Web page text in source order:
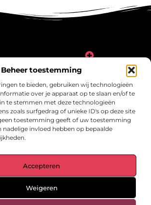
Beheer toestemming
te bieden, gebruiken wij technologieën
over je apparaat op te slaan en/of te
te stemmen met deze technologieën
zoals surfgedrag of unieke ID's op deze site
toestemming geeft of uw toestemming
nadelige invloed hebben op bepaalde
Accepteren
Weigeren
inspirerende verhalen.
over alles wat het dagelijks leven boeiend
maakt.
Reserved. Design bywww.gegrond.nl.